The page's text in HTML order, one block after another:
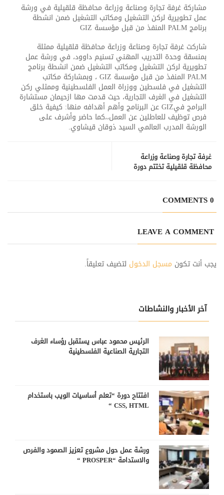
مشاركة غرفة تجارة وصناعة وزراعة محافظة قلقيلية في ورشة
عمل تطويرية لركن التشغيل ومكاتب التشغيل ضمن انشطة
برنامج PALM المنفذ من قبل مؤسسة GIZ
شاركت غرفة تجارة وصناعة وزراعة محافظة قلقيلية ممثلة
بمنسقة وحدة التدريب المهني تسنيم داوود، في ورشة عمل
تطويرية لركن التشغيل ومكاتب التشغيل ضمن انشطة برنامج
PALM المنفذ من قبل مؤسسة GIZ ، وبمشاركة مكاتب
التشغيل في فلسطين ووزراة العمل الفلسطينية وممثلي ركن
التشغيل في الغرف التجارية، حيث قدمت مها ازحيمان مستشارة
البرامج فيGIZ عن البرنامج وأهم أهدافه منها: كيفية خلق
فرص توظيف للعاطلين عن العمل،،كما حاضر وأشرف على
الورشة المدرب العالمي السيد ذوقان قيشاوي.
غرفة تجارة وصناعة وزراعة
محافظة قلقيلية تختتم دورة
0 COMMENTS
LEAVE A COMMENT
يجب أنت تكون مسجل الدخول لتضيف تعليقاً.
آخر الأخبار والنشاطات
الرئيس محمود عباس يستقبل رؤساء الغرف
التجارية الصناعية الفلسطينية
افتتاح دورة “تعلم أساسيات الويب باستخدام
CSS, HTML “
ورشة عمل حول مشروع تعزيز الصمود والفرص
والاستدامة “PROSPER “